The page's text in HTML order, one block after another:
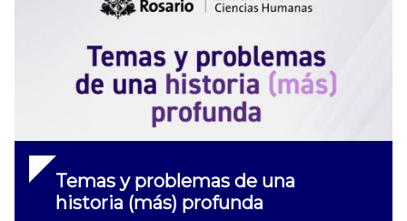
Temas y problemas de una
historia (más) profunda